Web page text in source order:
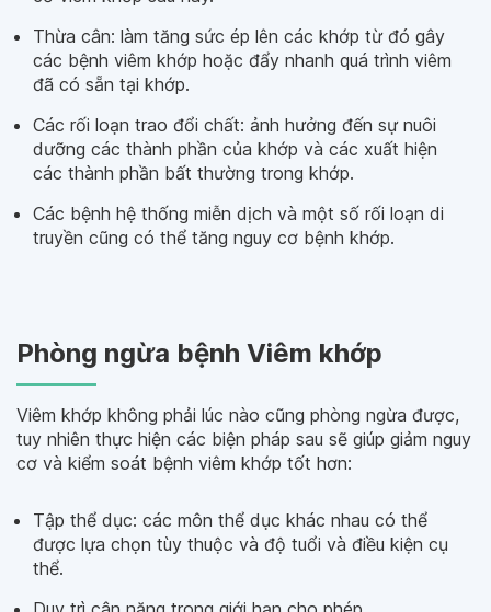
Thừa cân: làm tăng sức ép lên các khớp từ đó gây
các bệnh viêm khớp hoặc đẩy nhanh quá trình viêm
đã có sẵn tại khớp.
Các rối loạn trao đổi chất: ảnh hưởng đến sự nuôi
dưỡng các thành phần của khớp và các xuất hiện
các thành phần bất thường trong khớp.
Các bệnh hệ thống miễn dịch và một số rối loạn di
truyền cũng có thể tăng nguy cơ bệnh khớp.
Phòng ngừa bệnh Viêm khớp
Viêm khớp không phải lúc nào cũng phòng ngừa được,
tuy nhiên thực hiện các biện pháp sau sẽ giúp giảm nguy
cơ và kiểm soát bệnh viêm khớp tốt hơn:
Tập thể dục: các môn thể dục khác nhau có thể
được lựa chọn tùy thuộc và độ tuổi và điều kiện cụ
thể.